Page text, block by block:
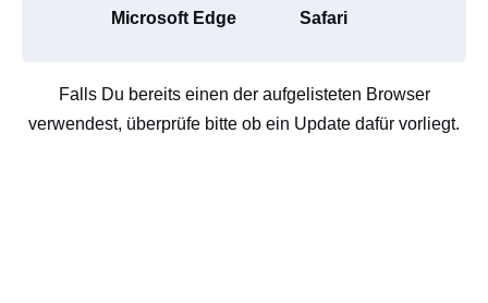
Microsoft Edge Safari
Falls Du bereits einen der aufgelisteten Browser
verwendest, überprüfe bitte ob ein Update dafür vorliegt.